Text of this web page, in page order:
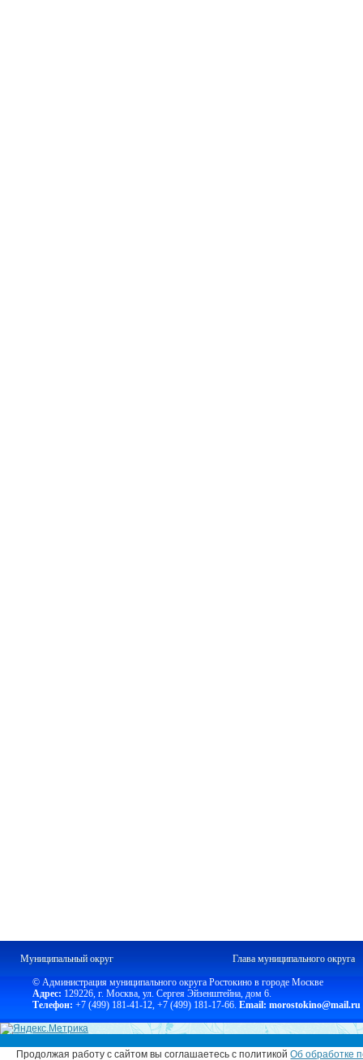
Муниципальный округ Глава муниципального округа
© Администрация муниципального округа Ростокино в городе Москве
Адрес: 129226, г. Москва, ул. Сергея Эйзенштейна, дом 6.
Телефон: +7 (499) 181-41-12, +7 (499) 181-17-66. Email: morostokino@mail.ru
Продолжая работу с сайтом вы соглашаетесь с политикойОб обработке